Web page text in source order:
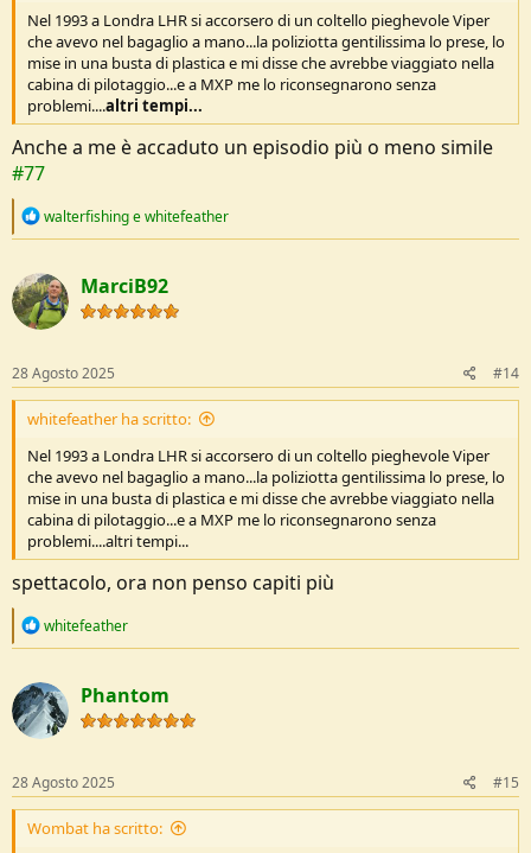
Nel 1993 a Londra LHR si accorsero di un coltello pieghevole Viper
che avevo nel bagaglio a mano...la poliziotta gentilissima lo prese, lo
mise in una busta di plastica e mi disse che avrebbe viaggiato nella
cabina di pilotaggio...e a MXP me lo riconsegnarono senza
problemi....altri tempi...
Anche a me è accaduto un episodio più o meno simile
#77
R
c
t
i
o
s
:
walterfishingewhitefeather
MarciB92
28 Agosto 2025 #14
whitefeather ha scritto:
Nel 1993 a Londra LHR si accorsero di un coltello pieghevole Viper
che avevo nel bagaglio a mano...la poliziotta gentilissima lo prese, lo
mise in una busta di plastica e mi disse che avrebbe viaggiato nella
cabina di pilotaggio...e a MXP me lo riconsegnarono senza
problemi....altri tempi...
spettacolo, ora non penso capiti più
R
c
t
i
o
s
:
whitefeather
Phantom
28 Agosto 2025 #15
Wombat ha scritto: